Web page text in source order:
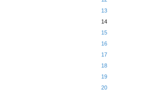
13
14
15
16
17
18
19
20